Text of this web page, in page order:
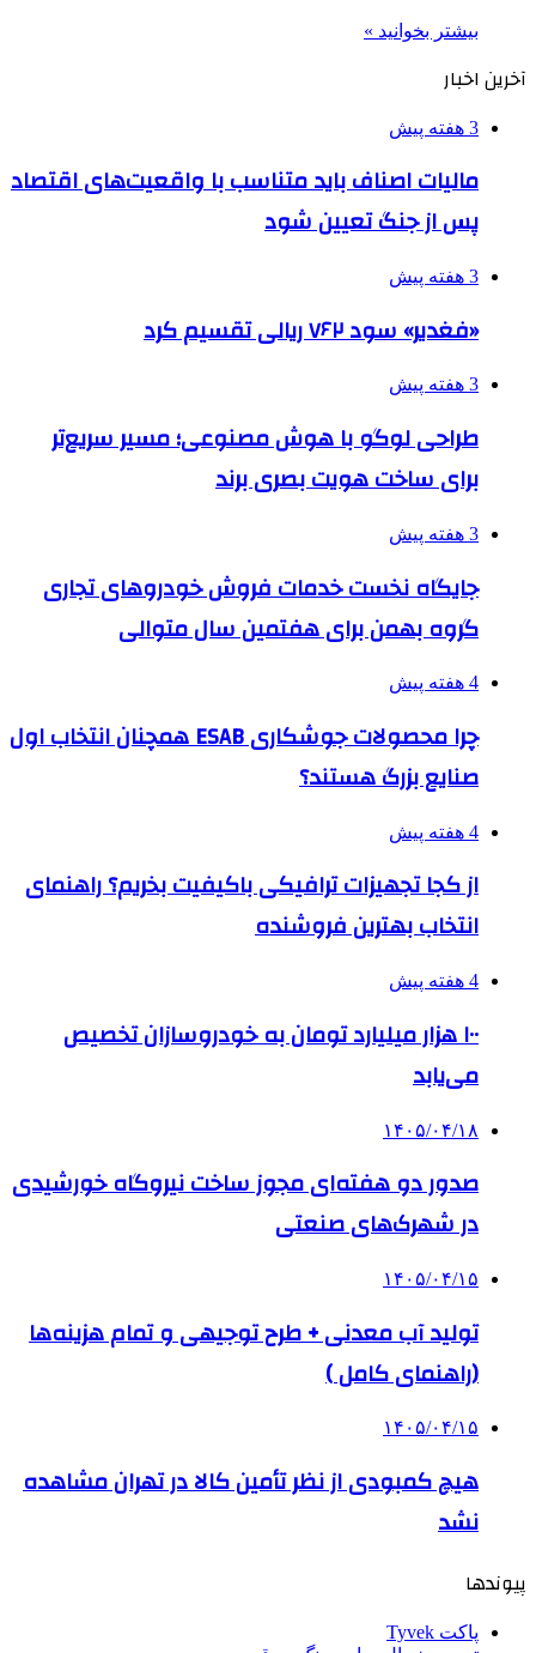
بیشتر بخوانید »
آخرین اخبار
3 هفته پیش
مالیات اصناف باید متناسب با واقعیت‌های اقتصاد
پس از جنگ تعیین شود
3 هفته پیش
«فغدیر» سود ۷۶۲ ریالی تقسیم کرد
3 هفته پیش
طراحی لوگو با هوش مصنوعی؛ مسیر سریع‌تر
برای ساخت هویت بصری برند
3 هفته پیش
جایگاه نخست خدمات فروش خودروهای تجاری
گروه بهمن برای هفتمین سال متوالی
4 هفته پیش
چرا محصولات جوشکاری ESAB همچنان انتخاب اول
صنایع بزرگ هستند؟
4 هفته پیش
از کجا تجهیزات ترافیکی باکیفیت بخریم؟ راهنمای
انتخاب بهترین فروشنده
4 هفته پیش
۱۰۰ هزار میلیارد تومان به خودروسازان تخصیص
می‌یابد
۱۴۰۵/۰۴/۱۸
صدور دو هفته‌ای مجوز ساخت نیروگاه خورشیدی
در شهرک‌های صنعتی
۱۴۰۵/۰۴/۱۵
تولید آب معدنی + طرح توجیهی و تمام هزینه‌ها
(راهنمای کامل )
۱۴۰۵/۰۴/۱۵
هیچ کمبودی از نظر تأمین کالا در تهران مشاهده
نشد
پیوندها
پاکت Tyvek